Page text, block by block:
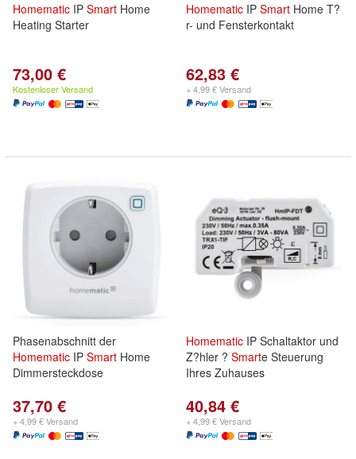
Homematic IP Smart Home
Heating Starter
73,00 €
Kostenloser Versand
Homematic IP Smart Home T?
r- und Fensterkontakt
62,83 €
+ 4,99 € Versand
Phasenabschnitt der
Homematic IP Smart Home
Dimmersteckdose
37,70 €
+ 4,99 € Versand
Homematic IP Schaltaktor und
Z?hler ? Smarte Steuerung
Ihres Zuhauses
40,84 €
+ 4,99 € Versand